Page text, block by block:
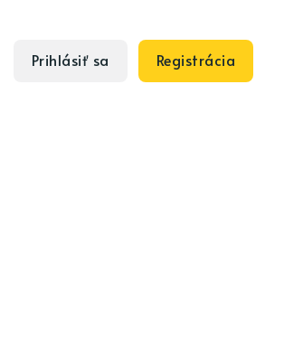
Prihlásiť sa Registrácia